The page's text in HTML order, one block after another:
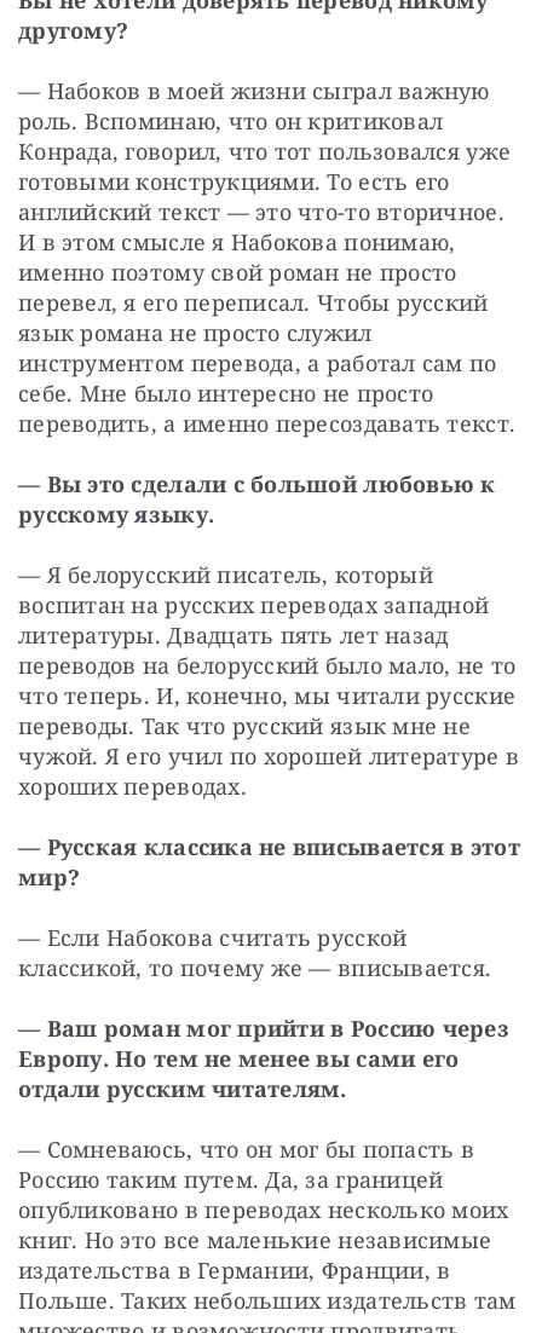
другому?
— Набоков в моей жизни сыграл важную
роль. Вспоминаю, что он критиковал
Конрада, говорил, что тот пользовался уже
готовыми конструкциями. То есть его
английский текст — ​это что-то вторичное.
И в этом смысле я Набокова понимаю,
именно поэтому свой роман не просто
перевел, я его переписал. Чтобы русский
язык романа не просто служил
инструментом перевода, а работал сам по
себе. Мне было интересно не просто
переводить, а именно пересоздавать текст.
— Вы это сделали с большой любовью к
русскому языку.
— Я белорусский писатель, который
воспитан на русских переводах западной
литературы. Двадцать пять лет назад
переводов на белорусский было мало, не то
что теперь. И, конечно, мы читали русские
переводы. Так что русский язык мне не
чужой. Я его учил по хорошей литературе в
хороших переводах.
— Русская классика не вписывается в этот
мир?
— Если Набокова считать русской
классикой, то почему же — ​вписывается.
— Ваш роман мог прийти в Россию через
Европу. Но тем не менее вы сами его
отдали русским читателям.
— Сомневаюсь, что он мог бы попасть в
Россию таким путем. Да, за границей
опубликовано в переводах несколько моих
книг. Но это все маленькие независимые
издательства в Германии, Франции, в
Польше. Таких небольших издательств там